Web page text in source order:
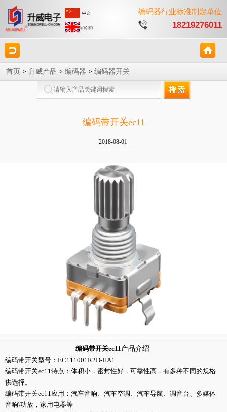
编码器行业标准制定单位
18219276011
首页 > 升威产品 > 编码器 > 编码器开关
编码带开关ec11
2018-08-01
编码带开关ec11产品介绍
编码带开关型号：EC111001R2D-HA1
编码带开关ec11特点：体积小，密封性好，可靠性高，有多种不同的规格
供选择。
编码带开关ec11应用：汽车音响、汽车空调、汽车导航、调音台、多媒体
音响\功放，家用电器等